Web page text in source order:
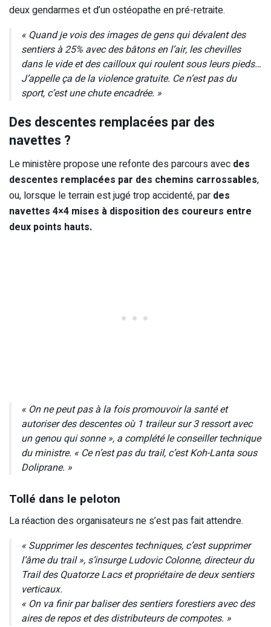
deux gendarmes et d’un ostéopathe en pré-retraite.
« Quand je vois des images de gens qui dévalent des
sentiers à 25% avec des bâtons en l’air, les chevilles
dans le vide et des cailloux qui roulent sous leurs pieds…
J’appelle ça de la violence gratuite. Ce n’est pas du
sport, c’est une chute encadrée. »
Des descentes remplacées par des
navettes ?
Le ministère propose une refonte des parcours avec des
descentes remplacées par des chemins carrossables,
ou, lorsque le terrain est jugé trop accidenté, par des
navettes 4×4 mises à disposition des coureurs entre
deux points hauts.
« On ne peut pas à la fois promouvoir la santé et
autoriser des descentes où 1 traileur sur 3 ressort avec
un genou qui sonne », a complété le conseiller technique
du ministre. « Ce n’est pas du trail, c’est Koh-Lanta sous
Doliprane. »
Tollé dans le peloton
La réaction des organisateurs ne s’est pas fait attendre.
« Supprimer les descentes techniques, c’est supprimer
l’âme du trail », s’insurge Ludovic Colonne, directeur du
Trail des Quatorze Lacs et propriétaire de deux sentiers
verticaux.
« On va finir par baliser des sentiers forestiers avec des
aires de repos et des distributeurs de compotes. »